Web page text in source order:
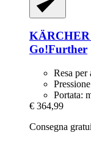
KÄRCHER
Go!Further
Resa per
Portata:
€ 364,99
Consegna